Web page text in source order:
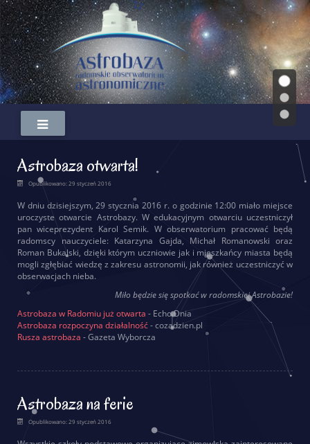
Astrobaza otwarta!
Opublikowano: 29 styczeń 2016
W dniu dzisiejszym, 29 stycznia 2016 r. o godzinie 12:00 miało miejsce
uroczyste otwarcie Astrobazy. W edukacyjnym otwarciu uczestniczył
pan wiceprezydent Karol Semik. W obserwatorium pracować będą
radomscy nauczyciele: Katarzyna Gajda, Michał Romanowski oraz
Roman Bukalski, dzięki którym uczniowie jak i mieszkańcy miasta będą
mogli zgłębiać wiedzę z zakresu astronomii, jak również uczestniczyć w
obserwacjach nieba.
Miło będzie się spotkać w radomskiej Astrobazie!
Astrobaza w Radomiu już otwarta - Echo Dnia
Astrobaza rozpoczyna działalność- cozadzien.pl
Rusza astrobaza - Gazeta Wyborcza
Astrobaza na ferie
Opublikowano: 29 styczeń 2016